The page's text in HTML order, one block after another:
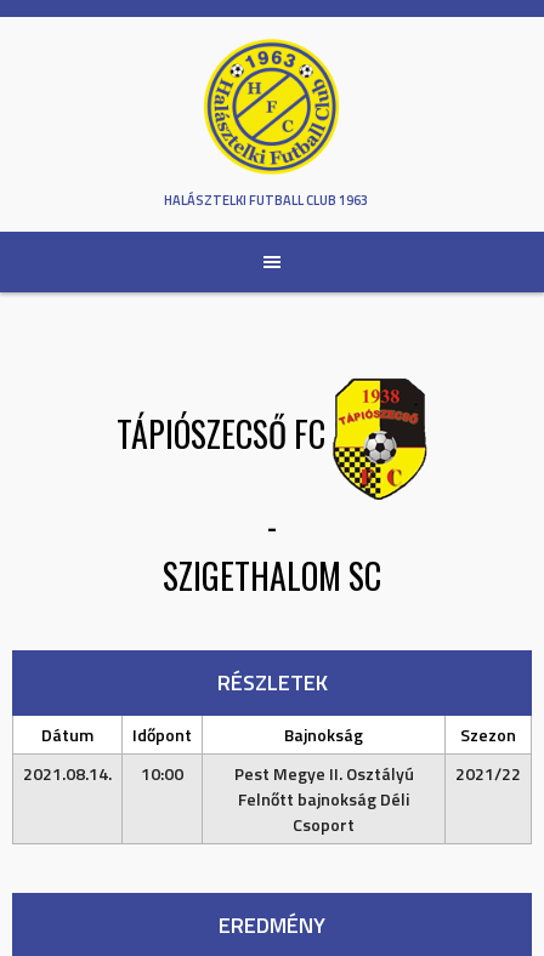
Skip
HALÁSZTELKI FUTBALL CLUB 1963
TÁPIÓSZECSŐ FC
-
SZIGETHALOM SC
RÉSZLETEK
Dátum Időpont Bajnokság
Szezon
2021.08.14.
10:00
Pest Megye II. Osztályú
Felnőtt bajnokság Déli
Csoport
2021/22
EREDMÉNY